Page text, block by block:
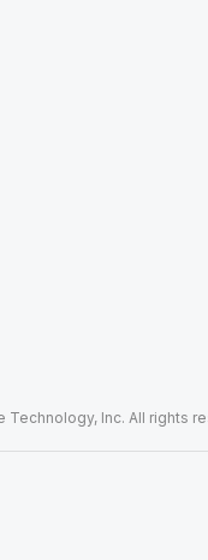
Technology, Inc. All rights